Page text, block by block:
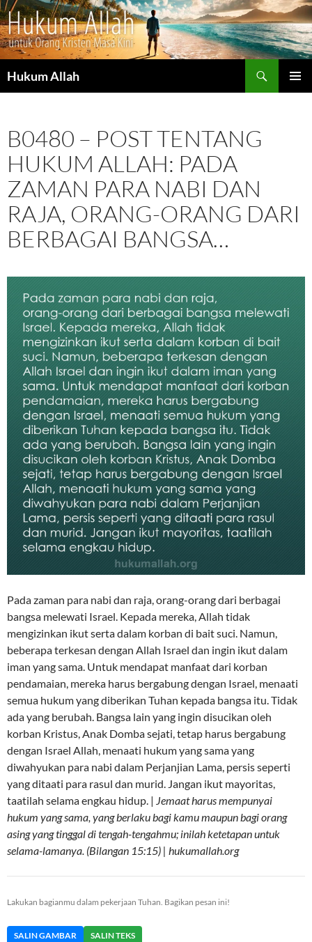
Hukum Allah
B0480 – POST TENTANG
HUKUM ALLAH: PADA
ZAMAN PARA NABI DAN
RAJA, ORANG-ORANG DARI
BERBAGAI BANGSA…
Pada zaman para nabi dan raja, orang-orang dari berbagai
bangsa melewati Israel. Kepada mereka, Allah tidak
mengizinkan ikut serta dalam korban di bait suci. Namun,
beberapa terkesan dengan Allah Israel dan ingin ikut dalam
iman yang sama. Untuk mendapat manfaat dari korban
pendamaian, mereka harus bergabung dengan Israel, menaati
semua hukum yang diberikan Tuhan kepada bangsa itu. Tidak
ada yang berubah. Bangsa lain yang ingin disucikan oleh
korban Kristus, Anak Domba sejati, tetap harus bergabung
dengan Israel Allah, menaati hukum yang sama yang
diwahyukan para nabi dalam Perjanjian Lama, persis seperti
yang ditaati para rasul dan murid. Jangan ikut mayoritas,
taatilah selama engkau hidup. | Jemaat harus mempunyai
hukum yang sama, yang berlaku bagi kamu maupun bagi orang
asing yang tinggal di tengah-tengahmu; inilah ketetapan untuk
selama-lamanya. (Bilangan 15:15) | hukumallah.org
Lakukan bagianmu dalam pekerjaan Tuhan. Bagikan pesan ini!
SALIN GAMBAR SALIN TEKS